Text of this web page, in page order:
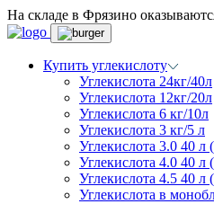
На складе в Фрязино
Купить углекислоту
Углекислота 24кг/40л
Углекислота 12кг/20л
Углекислота 6 кг/10л
Углекислота 3 кг/5 л
Углекислота 3.0 40 л
Углекислота 4.0 40 л
Углекислота 4.5 40 л
Углекислота в